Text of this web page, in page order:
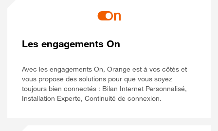
Les engagements On
Avec les engagements On, Orange est à vos côtés et
vous propose des solutions pour que vous soyez
toujours bien connectés : Bilan Internet Personnalisé,
Installation Experte, Continuité de connexion.